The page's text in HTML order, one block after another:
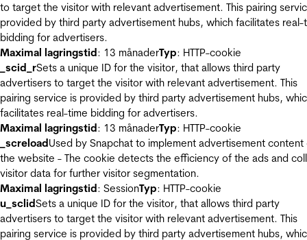
to target the visitor with relevant advertisement. This pairing
provided by third party advertisement hubs, which facilitates real-
bidding for advertisers.
Maximal lagringstid: 13 månaderTyp: HTTP-cookie
_scid_rSets a unique ID for the visitor, that allows third party
advertisers to target the visitor with relevant advertisement. This
pairing service is provided by third party advertisement hubs,
facilitates real-time bidding for advertisers.
Maximal lagringstid: 13 månaderTyp: HTTP-cookie
_screloadUsed by Snapchat to implement advertisement content
the website - The cookie detects the efficiency of the ads and
visitor data for further visitor segmentation.
Maximal lagringstid: SessionTyp: HTTP-cookie
u_sclidSets a unique ID for the visitor, that allows third party
advertisers to target the visitor with relevant advertisement. This
pairing service is provided by third party advertisement hubs,